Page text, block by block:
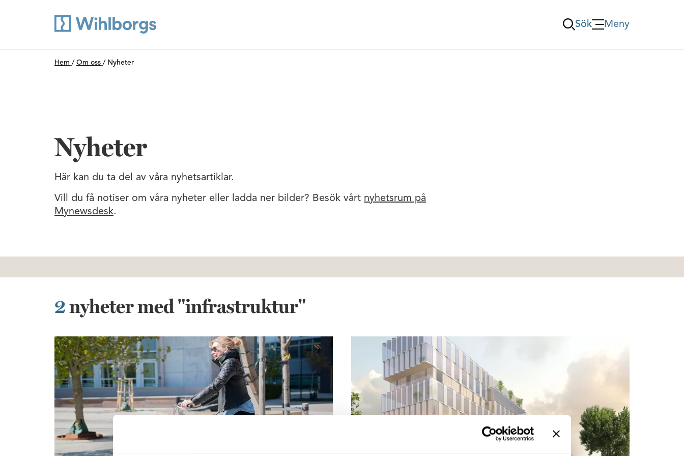
Sök
Öppna Meny
Meny
Du är här:
Hem / Om oss / Nyheter
Nyheter
Här kan du ta del av våra nyhetsartiklar.
Vill du få notiser om våra nyheter eller ladda ner bilder? Besök vårt nyhetsrum på
Mynewsdesk.
2nyheter med "infrastruktur"
Malmö Works – för schysstare jobbresor Nu planerar vi för framtidens kontor vid Ideontorget